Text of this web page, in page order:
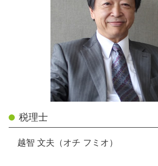
税理士
越智 文夫（オチ フミオ）